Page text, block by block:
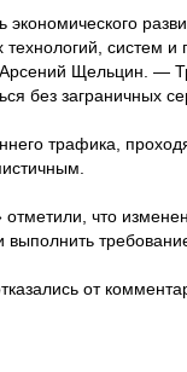
систем
Арсений Щельцин. —
без заграничных
трафика,
что
от